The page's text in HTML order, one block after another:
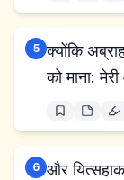
5 क्योंकि
को माना:
6 और